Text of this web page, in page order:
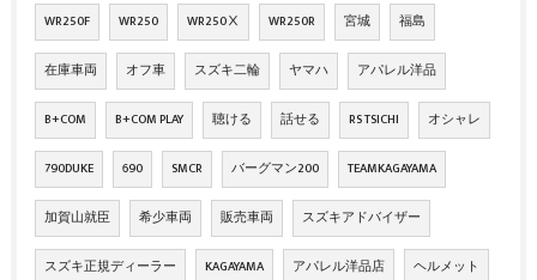
WR250F WR250 WR250Ⅹ WR250R 宮城 福島
在庫車両 オフ車 スズキ二輪 ヤマハ アパレル洋品
B+COM B+COM PLAY 聴ける 話せる RS TSICHI オシャレ
790DUKE 690 SMCR バーグマン200 TEAMKAGAYAMA
加賀山就臣 希少車両 販売車両 スズキアドバイザー
スズキ正規ディーラー KAGAYAMA アパレル洋品店 ヘルメット